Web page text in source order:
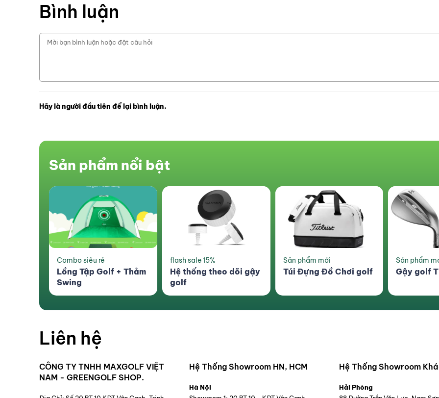
Bình luận
Hãy là người đầu tiên để lại bình luận.
Sản phẩm nổi bật
flash sale 15%
Hệ thống theo dõi gậy
golf
Sản phẩm mới
Túi Đựng Đồ Chơi golf
Sản phẩm mới
Gậy golf Titliest SM8
Combo siêu
Lồng Tập
Liên hệ
CÔNG TY TNHH MAXGOLF VIỆT
NAM - GREENGOLF SHOP.
Hệ Thống Showroom HN, HCM
Hà Nội
Hệ Thống Showroom
Hải Phòng